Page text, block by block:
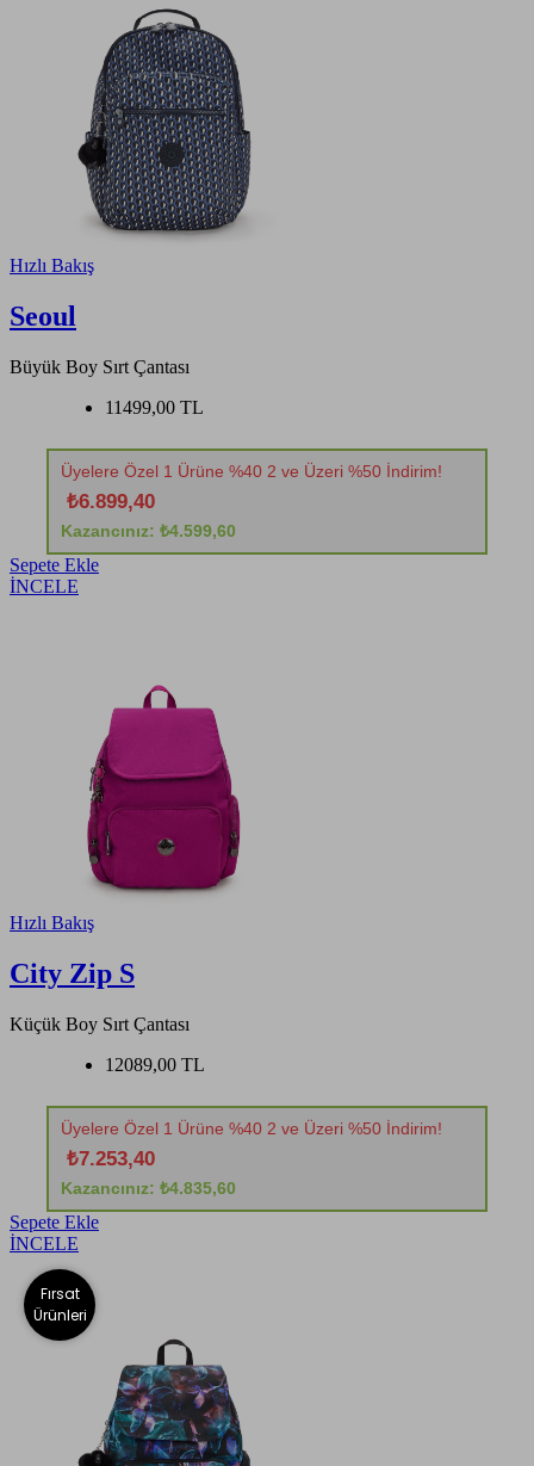
Hızlı Bakış
Seoul
Büyük Boy Sırt Çantası
11499,00 TL
Üyelere Özel 1 Ürüne %40 2 ve Üzeri %50 İndirim!
₺6.899,40
Kazancınız: ₺4.599,60
Sepete Ekle
İNCELE
Hızlı Bakış
City Zip S
Küçük Boy Sırt Çantası
12089,00 TL
Üyelere Özel 1 Ürüne %40 2 ve Üzeri %50 İndirim!
₺7.253,40
Kazancınız: ₺4.835,60
Sepete Ekle
İNCELE
Fırsat
Ürünleri